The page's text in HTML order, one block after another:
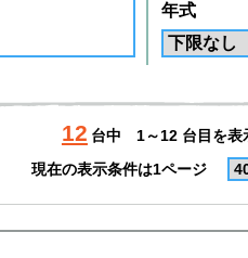
年式
12 台中
1～12 台目を表
現在の表示条件は1ページ